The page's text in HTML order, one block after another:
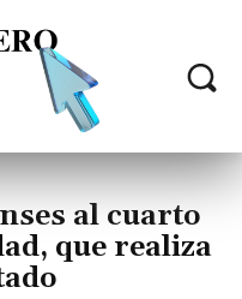
al cuarto
que realiza